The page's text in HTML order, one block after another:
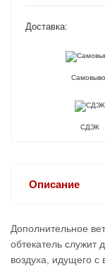
Доставка:
СДЭК
Описание
Дополнительное
обтекатель служит
воздуха, идущего с